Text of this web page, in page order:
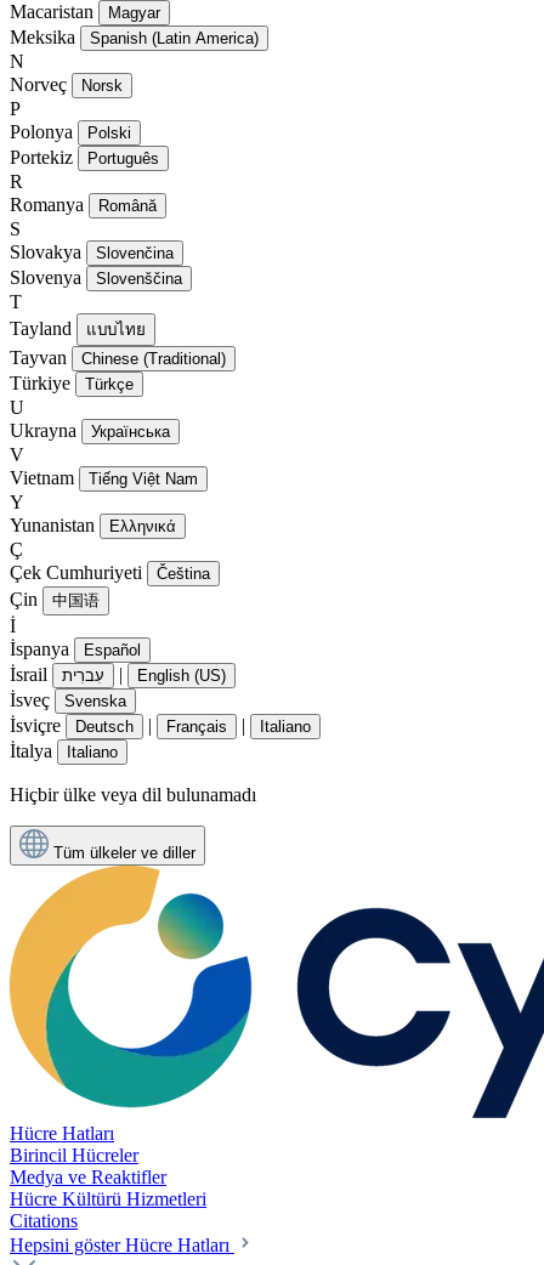
Macaristan
Magyar
Meksika Spanish (Latin America)
N
Norveç
Norsk
P
Polonya
Polski
Portekiz Português
R
Romanya
Română
S
Slovakya
Slovenčina
Slovenya Slovenščina
T
Tayland
แบบไทย
Tayvan Chinese (Traditional)
Türkiye Türkçe
U
Ukrayna
Українська
V
Vietnam
Tiếng Việt Nam
Y
Yunanistan
Ελληνικά
Ç
Çek Cumhuriyeti
Čeština
Çin 中国语
İ
İspanya
Español
İsrail עִברִית | English (US)
İsveç Svenska
İsviçre Deutsch | Français | Italiano
İtalya Italiano
Hiçbir ülke veya dil bulunamadı
Tüm ülkeler ve diller
Hücre Hatları
Birincil Hücreler
Medya ve Reaktifler
Hücre Kültürü Hizmetleri
Citations
Hepsini göster Hücre Hatları